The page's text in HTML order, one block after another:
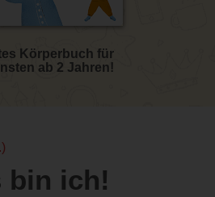
Körperbuch für
ab 2 Jahren!
bin ich!